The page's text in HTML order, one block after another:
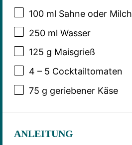
100ml Sahne oder Milch
250ml Wasser
125 g Maisgrieß
4 – 5 Cocktailtomaten
75 g geriebener Käse
ANLEITUNG